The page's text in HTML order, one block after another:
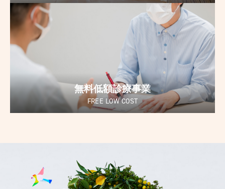
無料低額診療事業
FREE LOW COST